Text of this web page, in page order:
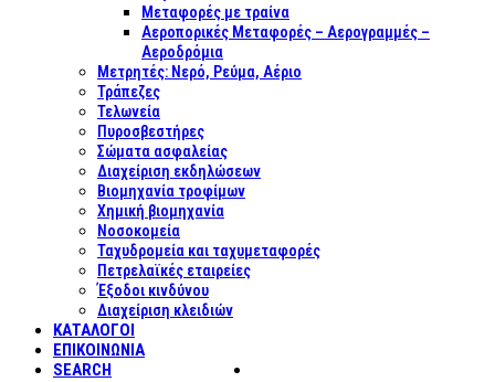
Μεταφορές με τραίνα
Αεροπορικές Μεταφορές – Αερογραμμές –
Αεροδρόμια
Μετρητές: Νερό, Ρεύμα, Αέριο
Τράπεζες
Τελωνεία
Πυροσβεστήρες
Σώματα ασφαλείας
Διαχείριση εκδηλώσεων
Βιομηχανία τροφίμων
Χημική βιομηχανία
Νοσοκομεία
Ταχυδρομεία και ταχυμεταφορές
Πετρελαϊκές εταιρείες
Έξοδοι κινδύνου
Διαχείριση κλειδιών
ΚΑΤΑΛΟΓΟΙ
ΕΠΙΚΟΙΝΩΝΊΑ
SEARCH